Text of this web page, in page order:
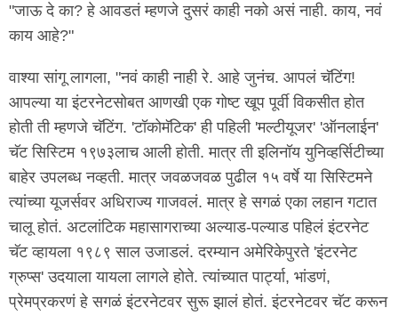
"जाऊ दे का? हे आवडतं म्हणजे दुसरं काही नको असं नाही. काय, नवं
काय आहे?"
वाश्या सांगू लागला, "नवं काही नाही रे. आहे जुनंच. आपलं चॅटिंग!
आपल्या या इंटरनेटसोबत आणखी एक गोष्ट खूप पूर्वी विकसीत होत
होती ती म्हणजे चॅटिंग. 'टॉकोमॅटिक' ही पहिली 'मल्टीयूजर' 'ऑनलाईन'
चॅट सिस्टिम १९७३लाच आली होती. मात्र ती इलिनॉय युनिव्हर्सिटीच्या
बाहेर उपलब्ध नव्हती. मात्र जवळजवळ पुढील १५ वर्षे या सिस्टिमने
त्यांच्या यूजर्सवर अधिराज्य गाजवलं. मात्र हे सगळं एका लहान गटात
चालू होतं. अटलांटिक महासागराच्या अल्याड-पल्याड पहिलं इंटरनेट
चॅट व्हायला १९८९ साल उजाडलं. दरम्यान अमेरिकेपुरते 'इंटरनेट
ग्रुप्स' उदयाला यायला लागले होते. त्यांच्यात पार्ट्या, भांडणं,
प्रेमप्रकरणं हे सगळं इंटरनेटवर सुरू झालं होतं. इंटरनेटवर चॅट करून